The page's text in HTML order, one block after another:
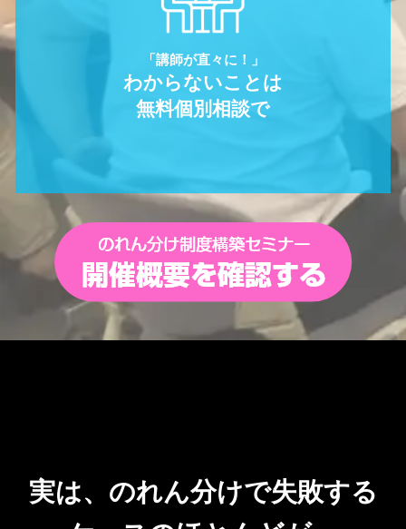
「講師が直々に！」
わからないことは
無料個別相談で
実は、のれん分けで失敗する